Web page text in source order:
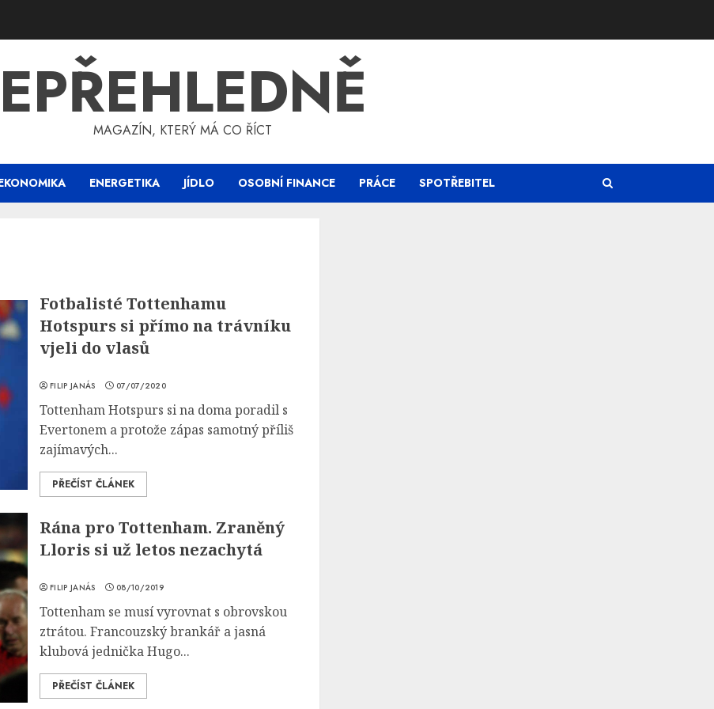
EPŘEHLEDNĚ
MAGAZÍN, KTERÝ MÁ CO ŘÍCT
ENERGETIKA JÍDLO OSOBNÍ FINANCE PRÁCE SPOTŘEBITEL
Fotbalisté Tottenhamu
Hotspurs si přímo na trávníku
vjeli do vlasů
FILIP JANÁS 07/07/2020
Tottenham Hotspurs si na doma poradil s
Evertonem a protože zápas samotný příliš
zajímavých...
PŘEČÍST ČLÁNEK
Rána pro Tottenham. Zraněný
Lloris si už letos nezachytá
FILIP JANÁS 08/10/2019
Tottenham se musí vyrovnat s obrovskou
ztrátou. Francouzský brankář a jasná
klubová jednička Hugo...
PŘEČÍST ČLÁNEK